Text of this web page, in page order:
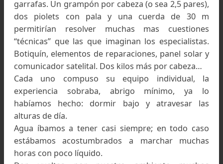
marcha cada uno cargara con 400 g diarios,
total 4 kg. por cabeza.